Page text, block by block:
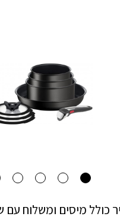
כולל מיסים ומשלוח עם